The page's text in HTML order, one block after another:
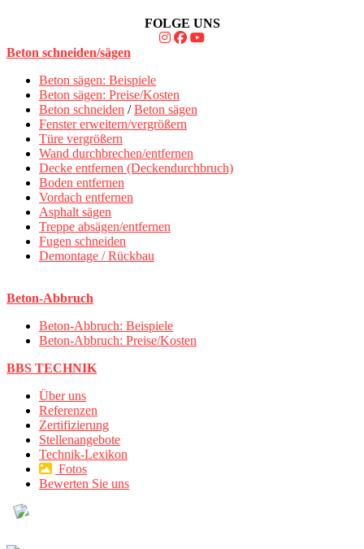
FOLGE UNS
Beton schneiden/sägen
Beton sägen: Beispiele
Beton sägen: Preise/Kosten
Beton schneiden /Beton sägen
Fenster erweitern/vergrößern
Türe vergrößern
Wand durchbrechen/entfernen
Decke entfernen (Deckendurchbruch)
Boden entfernen
Vordach entfernen
Asphalt sägen
Treppe absägen/entfernen
Fugen schneiden
Demontage / Rückbau
Beton-Abbruch
Beton-Abbruch: Beispiele
Beton-Abbruch: Preise/Kosten
BBS TECHNIK
Über uns
Referenzen
Zertifizierung
Stellenangebote
Technik-Lexikon
Fotos
Bewerten Sie uns